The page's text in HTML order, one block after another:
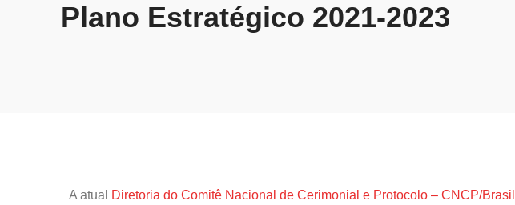
Plano Estratégico 2021-2023
A atual Diretoria do Comitê Nacional de Cerimonial e Protocolo – CNCP/Brasil